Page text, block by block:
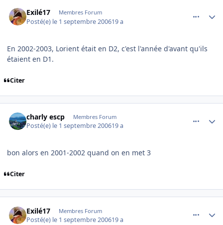
Exilé17 Membres Forum
Posté(e) le 1 septembre 200619 a
En 2002-2003, Lorient était en D2, c'est l'année d'avant qu'ils
étaient en D1.
Citer
charly escp Membres Forum
Posté(e) le 1 septembre 200619 a
bon alors en 2001-2002 quand on en met 3
Citer
Exilé17 Membres Forum
Posté(e) le 1 septembre 200619 a